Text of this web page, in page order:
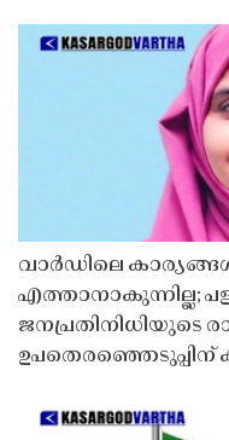
വാർഡിലെ
എത്താനാകുന്നില്ല;
ജനപ്രതിനിധിയുടെ